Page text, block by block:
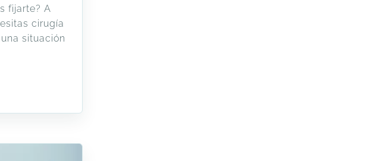
fijarte? A
cirugía
situación